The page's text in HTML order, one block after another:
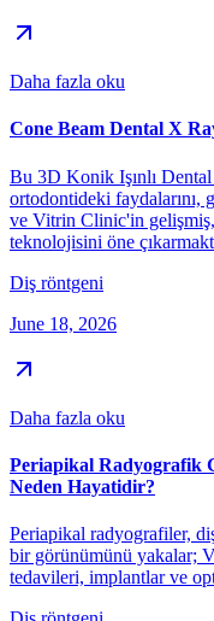
Daha fazla oku
Cone Beam Dental X
Bu 3D Konik Işınlı
ortodontideki faydalarını,
ve Vitrin Clinic'in
teknolojisini öne
Diş röntgeni
June 18, 2026
Daha fazla oku
Periapikal Radyografik
Neden Hayatidir?
Periapikal radyografiler,
bir görünümünü yakalar;
tedavileri, implantlar ve